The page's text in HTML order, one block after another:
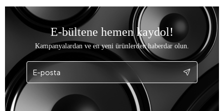
E-bültene hemen kaydol!
Kampanyalardan ve en yeni ürünlerden haberdar olun.